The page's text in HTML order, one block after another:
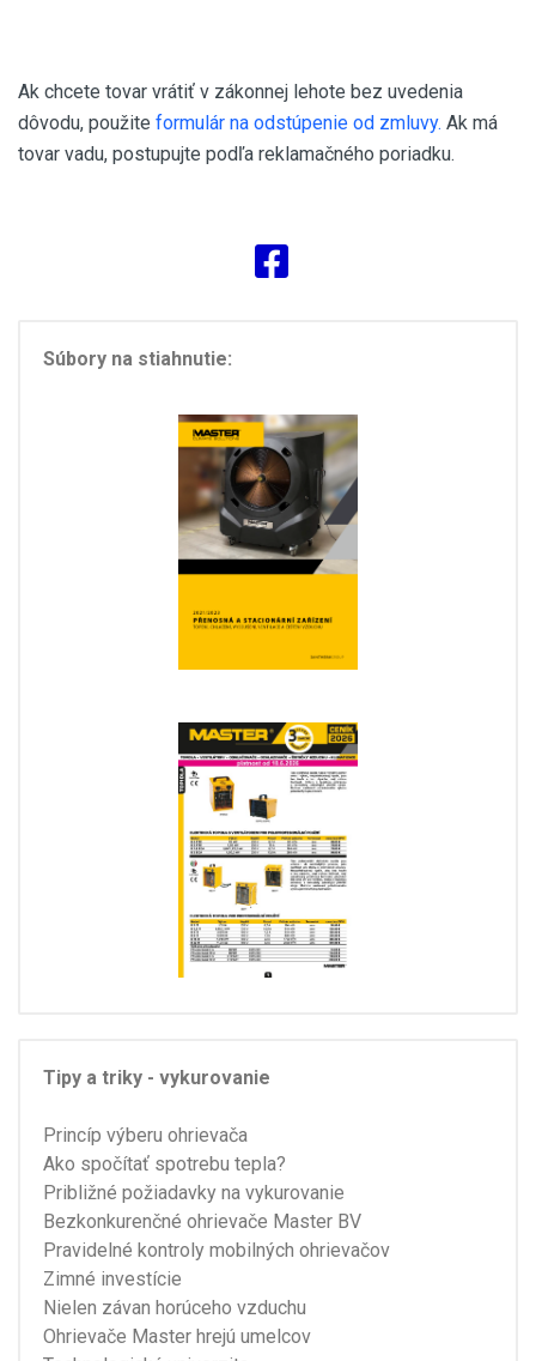
Ak chcete tovar vrátiť v zákonnej lehote bez uvedenia
dôvodu, použite formulár na odstúpenie od zmluvy. Ak má
tovar vadu, postupujte podľa reklamačného poriadku.
Súbory na stiahnutie:
Tipy a triky - vykurovanie
Princíp výberu ohrievača
Ako spočítať spotrebu tepla?
Približné požiadavky na vykurovanie
Bezkonkurenčné ohrievače Master BV
Pravidelné kontroly mobilných ohrievačov
Zimné investície
Nielen závan horúceho vzduchu
Ohrievače Master hrejú umelcov